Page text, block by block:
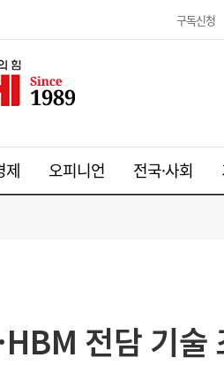
구독신청
제 오피니언 전국·사회
전담 기술